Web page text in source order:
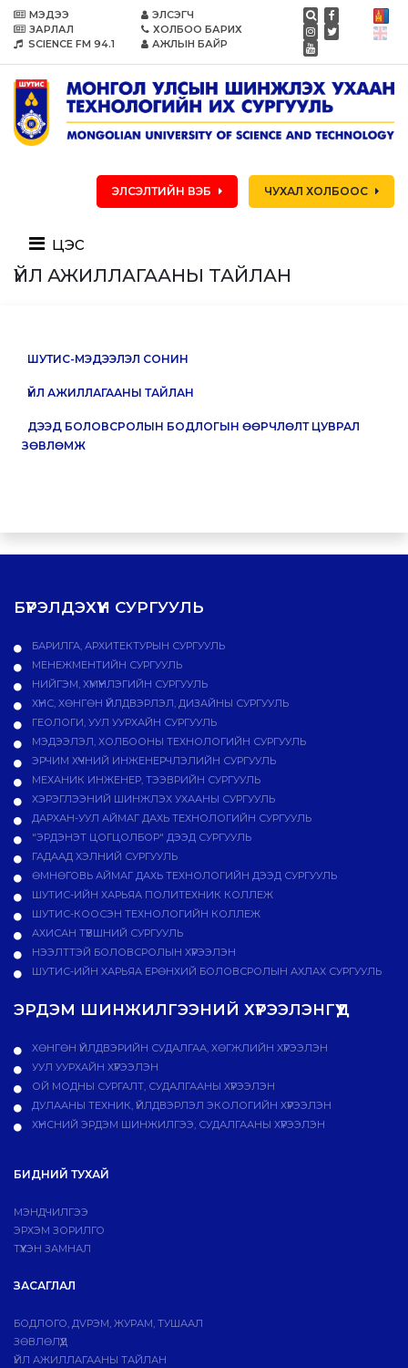
МЭДЭЭ
ЗАРЛАЛ
SCIENCE FM 94.1
ЭЛСЭГЧ
ХОЛБОО БАРИХ
АЖЛЫН БАЙР
ЭЛСЭЛТИЙН ВЭБ ЧУХАЛ ХОЛБООС
цэс
ҮЙЛ АЖИЛЛАГААНЫ ТАЙЛАН
ШУТИС-МЭДЭЭЛЭЛ СОНИН
ҮЙЛ АЖИЛЛАГААНЫ ТАЙЛАН
ДЭЭД БОЛОВСРОЛЫН БОДЛОГЫН ӨӨРЧЛӨЛТ ЦУВРАЛ
ЗӨВЛӨМЖ
БҮРЭЛДЭХҮҮН СУРГУУЛЬ
БАРИЛГА, АРХИТЕКТУРЫН СУРГУУЛЬ
МЕНЕЖМЕНТИЙН СУРГУУЛЬ
НИЙГЭМ, ХҮМҮҮНЛЭГИЙН СУРГУУЛЬ
ХҮНС, ХӨНГӨН ҮЙЛДВЭРЛЭЛ, ДИЗАЙНЫ СУРГУУЛЬ
ГЕОЛОГИ, УУЛ УУРХАЙН СУРГУУЛЬ
МЭДЭЭЛЭЛ, ХОЛБООНЫ ТЕХНОЛОГИЙН СУРГУУЛЬ
ЭРЧИМ ХҮЧНИЙ ИНЖЕНЕРЧЛЭЛИЙН СУРГУУЛЬ
МЕХАНИК ИНЖЕНЕР, ТЭЭВРИЙН СУРГУУЛЬ
ХЭРЭГЛЭЭНИЙ ШИНЖЛЭХ УХААНЫ СУРГУУЛЬ
ДАРХАН-УУЛ АЙМАГ ДАХЬ ТЕХНОЛОГИЙН СУРГУУЛЬ
"ЭРДЭНЭТ ЦОГЦОЛБОР" ДЭЭД СУРГУУЛЬ
ГАДААД ХЭЛНИЙ СУРГУУЛЬ
ӨМНӨГОВЬ АЙМАГ ДАХЬ ТЕХНОЛОГИЙН ДЭЭД СУРГУУЛЬ
ШУТИС-ИЙН ХАРЬЯА ПОЛИТЕХНИК КОЛЛЕЖ
ШУТИС-КООСЭН ТЕХНОЛОГИЙН КОЛЛЕЖ
АХИСАН ТҮВШНИЙ СУРГУУЛЬ
НЭЭЛТТЭЙ БОЛОВСРОЛЫН ХҮРЭЭЛЭН
ШУТИС-ИЙН ХАРЬЯА ЕРӨНХИЙ БОЛОВСРОЛЫН АХЛАХ СУРГУУЛЬ
ЭРДЭМ ШИНЖИЛГЭЭНИЙ ХҮРЭЭЛЭНГҮҮД
ХӨНГӨН ҮЙЛДВЭРИЙН СУДАЛГАА, ХӨГЖЛИЙН ХҮРЭЭЛЭН
УУЛ УУРХАЙН ХҮРЭЭЛЭН
ОЙ МОДНЫ СУРГАЛТ, СУДАЛГААНЫ ХҮРЭЭЛЭН
ДУЛААНЫ ТЕХНИК, ҮЙЛДВЭРЛЭЛ ЭКОЛОГИЙН ХҮРЭЭЛЭН
ХҮНСНИЙ ЭРДЭМ ШИНЖИЛГЭЭ, СУДАЛГААНЫ ХҮРЭЭЛЭН
БИДНИЙ ТУХАЙ
МЭНДЧИЛГЭЭ
ЭРХЭМ ЗОРИЛГО
ТҮҮХЭН ЗАМНАЛ
ЗАСАГЛАЛ
БОДЛОГО, ДVРЭМ, ЖУРАМ, ТУШААЛ
ЗӨВЛӨЛҮҮД
ҮЙЛ АЖИЛЛАГААНЫ ТАЙЛАН